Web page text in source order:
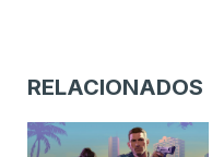
RELACIONADOS